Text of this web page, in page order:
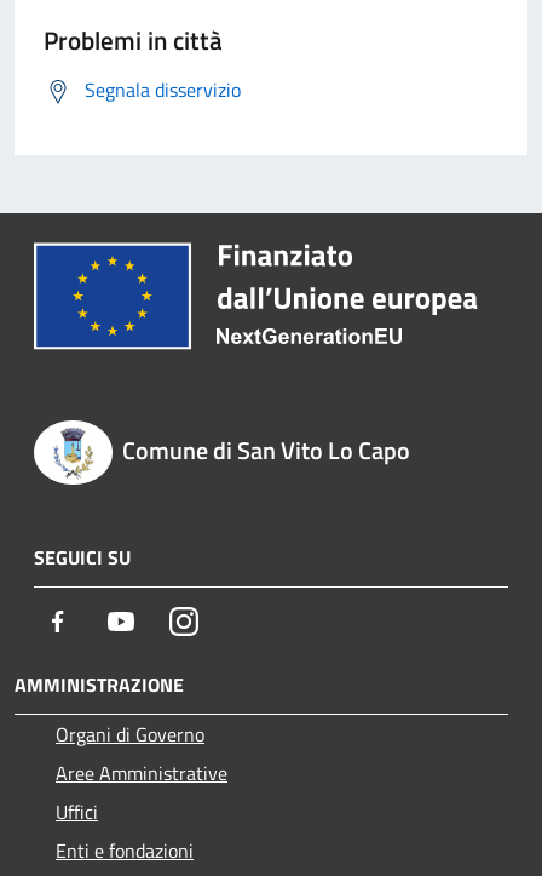
Problemi in città
Segnala disservizio
Comune di San Vito Lo Capo
SEGUICI SU
Facebook YoutubeInstagram
AMMINISTRAZIONE
Organi di Governo
Aree Amministrative
Uffici
Enti e fondazioni